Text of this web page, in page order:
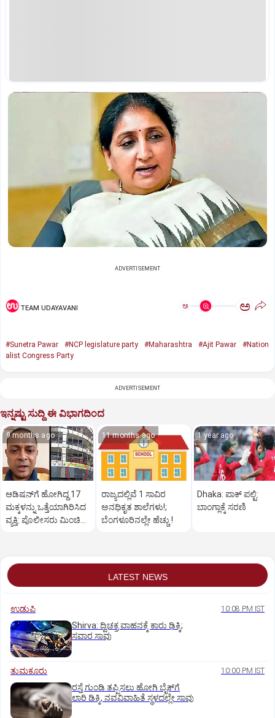
ADVERTISEMENT
TEAM UDAYAVANI ಅ ಅ
#Sunetra Pawar #NCP legislature party #Maharashtra #Ajit Pawar
#Nation
alist Congress Party
ADVERTISEMENT
ಇನ್ನಷ್ಟು ಸುದ್ದಿ ಈ ವಿಭಾಗದಿಂದ
9 months ago
ಆಡಿಷನ್‌ಗೆ ಹೋಗಿದ್ದ 17
ಮಕ್ಕಳನ್ನು ಒತ್ತೆಯಾಗಿರಿಸಿದ
ವ್ಯಕ್ತಿ: ಪೊಲೀಸರು ಮಿಂಚಿನ
11 months ago
ರಾಜ್ಯದಲ್ಲಿವೆ 1 ಸಾವಿರ
ಅನಧಿಕೃತ ಶಾಲೆಗಳು!;
ಬೆಂಗಳೂರಿನಲ್ಲೇ ಹೆಚ್ಚು !
1 year ago
Dhaka: ಪಾಕ್‌ ಪಲ್ಟಿ:
ಬಾಂಗ್ಲಾಕ್ಕೆ ಸರಣಿ
LATEST NEWS
ಉಡುಪಿ 10:08 PM IST
Shirva: ದ್ವಿಚಕ್ರ ವಾಹನಕ್ಕೆ ಕಾರು ಢಿಕ್ಕಿ;
ಸವಾರ ಸಾವು
ತುಮಕೂರು 10:00 PM IST
ರಸ್ತೆ ಗುಂಡಿ ತಪ್ಪಿಸಲು ಹೋಗಿ ಬೈಕ್‌ಗೆ
ಲಾರಿ ಡಿಕ್ಕಿ, ನವವಿವಾಹಿತೆ ಸ್ಥಳದಲ್ಲೇ ಸಾವು